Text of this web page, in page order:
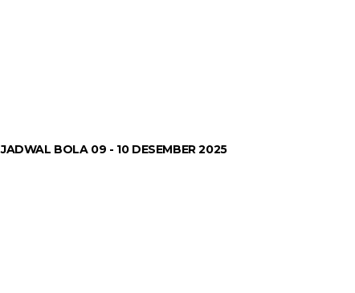
JADWAL BOLA 09 - 10 DESEMBER 2025